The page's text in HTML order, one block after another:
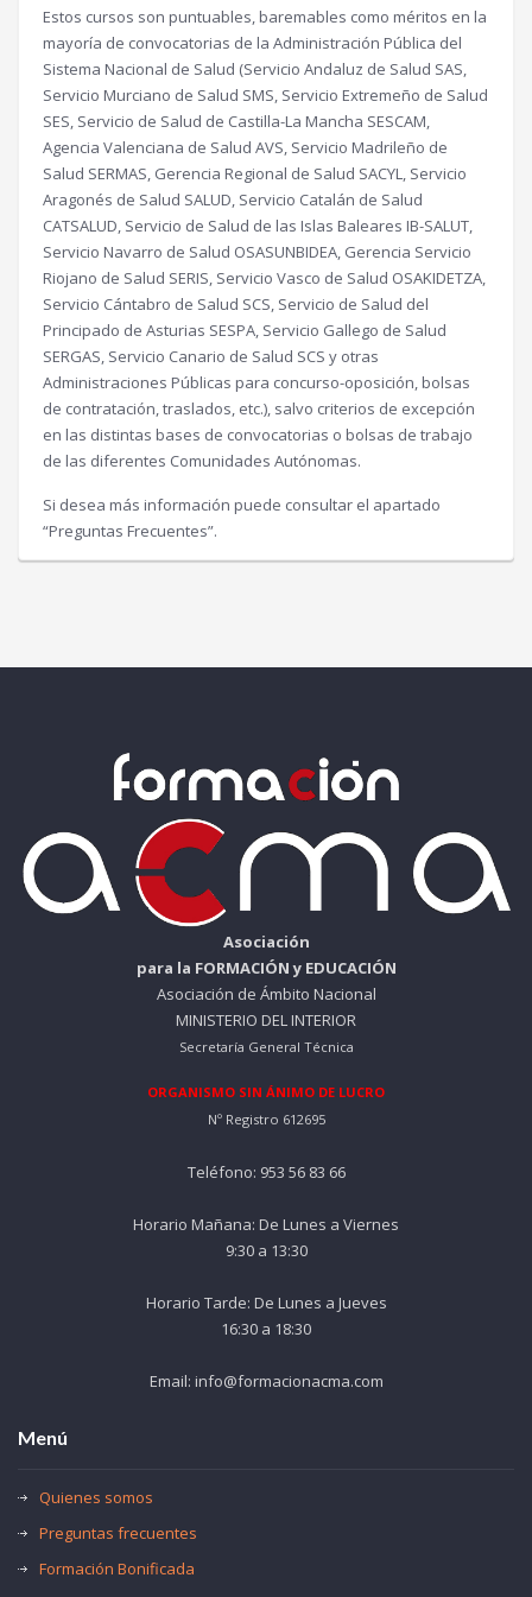
Estos cursos son puntuables, baremables como méritos en la
mayoría de convocatorias de la Administración Pública del
Sistema Nacional de Salud (Servicio Andaluz de Salud SAS,
Servicio Murciano de Salud SMS, Servicio Extremeño de Salud
SES, Servicio de Salud de Castilla-La Mancha SESCAM,
Agencia Valenciana de Salud AVS, Servicio Madrileño de
Salud SERMAS, Gerencia Regional de Salud SACYL, Servicio
Aragonés de Salud SALUD, Servicio Catalán de Salud
CATSALUD, Servicio de Salud de las Islas Baleares IB-SALUT,
Servicio Navarro de Salud OSASUNBIDEA, Gerencia Servicio
Riojano de Salud SERIS, Servicio Vasco de Salud OSAKIDETZA,
Servicio Cántabro de Salud SCS, Servicio de Salud del
Principado de Asturias SESPA, Servicio Gallego de Salud
SERGAS, Servicio Canario de Salud SCS y otras
Administraciones Públicas para concurso-oposición, bolsas
de contratación, traslados, etc.), salvo criterios de excepción
en las distintas bases de convocatorias o bolsas de trabajo
de las diferentes Comunidades Autónomas.
Si desea más información puede consultar el apartado
“Preguntas Frecuentes”.
Asociación
para la FORMACIÓN y EDUCACIÓN
Asociación de Ámbito Nacional
MINISTERIO DEL INTERIOR
Secretaría General Técnica
ORGANISMO SIN ÁNIMO DE LUCRO
Nº Registro 612695
Teléfono: 953 56 83 66
Horario Mañana: De Lunes a Viernes
9:30 a 13:30
Horario Tarde: De Lunes a Jueves
16:30 a 18:30
Email: info@formacionacma.com
Menú
Quienes somos
Preguntas frecuentes
Formación Bonificada